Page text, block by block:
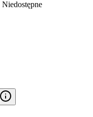
Niedostępne